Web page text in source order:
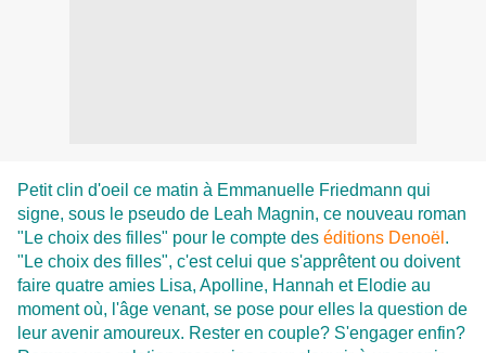
Petit clin d'oeil ce matin à Emmanuelle Friedmann qui
signe, sous le pseudo de Leah Magnin, ce nouveau roman
"Le choix des filles" pour le compte des éditions Denoël .
"Le choix des filles", c'est celui que s'apprêtent ou doivent
faire quatre amies Lisa, Apolline, Hannah et Elodie au
moment où, l'âge venant, se pose pour elles la question de
leur avenir amoureux. Rester en couple? S'engager enfin?